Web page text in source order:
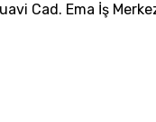
Cad. Ema İş